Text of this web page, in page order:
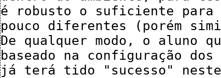
é robusto o suficiente
pouco diferentes (porém
De qualquer modo, o aluno
baseado na configuração
já terá tido "sucesso"